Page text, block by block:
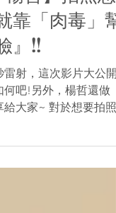
哲】拍照想
靠「肉毒」幫
』!!
射，這次影片大公開
何吧!另外，楊哲還做
享，妳必須要看這支